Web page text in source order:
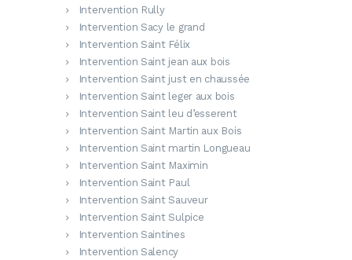
Intervention Rully
Intervention Sacy le grand
Intervention Saint Félix
Intervention Saint jean aux bois
Intervention Saint just en chaussée
Intervention Saint leger aux bois
Intervention Saint leu d’esserent
Intervention Saint Martin aux Bois
Intervention Saint martin Longueau
Intervention Saint Maximin
Intervention Saint Paul
Intervention Saint Sauveur
Intervention Saint Sulpice
Intervention Saintines
Intervention Salency